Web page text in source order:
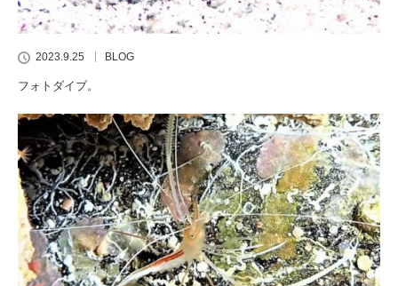
2023.9.25 BLOG
フォトダイブ。